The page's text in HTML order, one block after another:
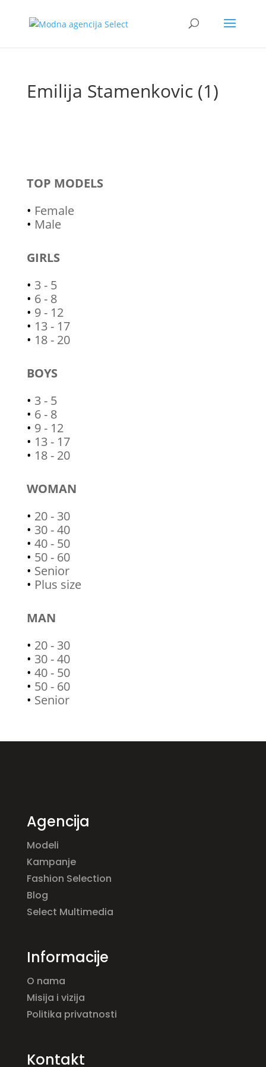
Emilija Stamenkovic (1)
TOP MODELS
• Female
• Male
GIRLS
• 3 - 5
• 6 - 8
• 9 - 12
• 13 - 17
• 18 - 20
BOYS
• 3 - 5
• 6 - 8
• 9 - 12
• 13 - 17
• 18 - 20
WOMAN
• 20 - 30
• 30 - 40
• 40 - 50
• 50 - 60
• Senior
• Plus size
MAN
• 20 - 30
• 30 - 40
• 40 - 50
• 50 - 60
• Senior
Agencija
Modeli
Kampanje
Fashion Selection
Blog
Select Multimedia
Informacije
O nama
Misija i vizija
Politika privatnosti
Kontakt